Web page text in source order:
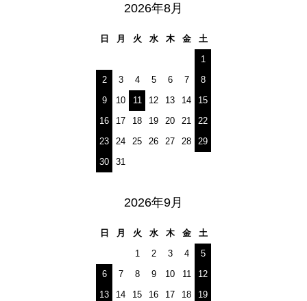
2026年8月
日 月 火 水 木 金
土
1
2
3 4 5 6 7
8
9
10 11 12 13 14
15
16
17 18 19 20 21
22
23
24 25 26 27 28
29
30
31
2026年9月
日 月 火 水 木 金
土
1
2 3 4
5
6
7 8 9 10 11
12
13
14 15 16 17 18
19